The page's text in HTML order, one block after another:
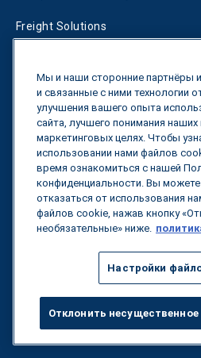
Freight Solutions
Fleet Solutions
T-Fuel
CleanMile
Истории успеха
Мы и наши сторонние партнёры
и связанные с ними технологии
улучшения вашего опыта
сайта, лучшего понимания наших
маркетинговых целях. Чтобы
использовании нами файлов
время ознакомиться с нашей
конфиденциальности. Вы
отказаться от использования
файлов cookie, нажав кнопку
необязательные» ниже.
Настройки
Отклонить несущественное